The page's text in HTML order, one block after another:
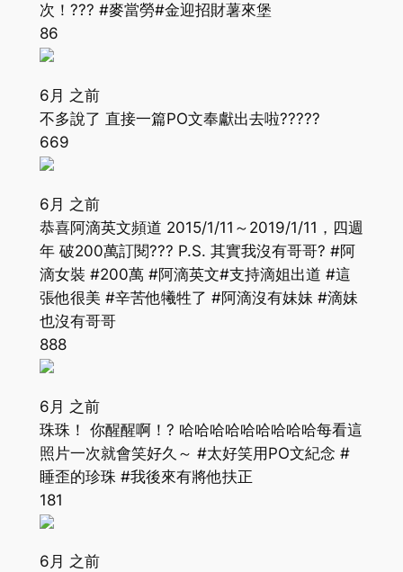
次！??? #麥當勞#金迎招財薯來堡
86
6月 之前
不多說了 直接一篇PO文奉獻出去啦?????
669
6月 之前
恭喜阿滴英文頻道 2015/1/11～2019/1/11，四週
年 破200萬訂閱??? P.S. 其實我沒有哥哥? #阿
滴女裝 #200萬 #阿滴英文#支持滴姐出道 #這
張他很美 #辛苦他犧牲了 #阿滴沒有妹妹 #滴妹
也沒有哥哥
888
6月 之前
珠珠！ 你醒醒啊！? 哈哈哈哈哈哈哈哈哈每看這
照片一次就會笑好久～ #太好笑用PO文紀念 #
睡歪的珍珠 #我後來有將他扶正
181
6月 之前